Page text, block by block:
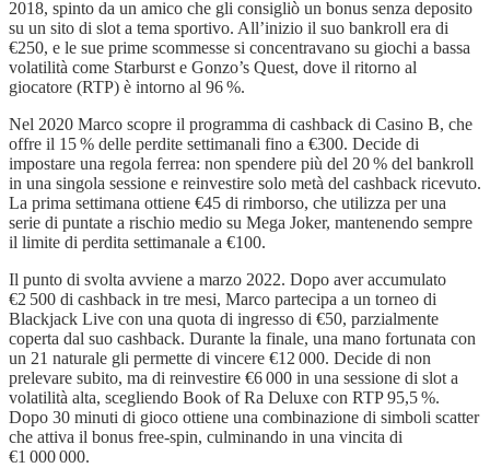
2018, spinto da un amico che gli consigliò un bonus senza deposito
su un sito di slot a tema sportivo. All’inizio il suo bankroll era di
€250, e le sue prime scommesse si concentravano su giochi a bassa
volatilità come Starburst e Gonzo’s Quest, dove il ritorno al
giocatore (RTP) è intorno al 96 %.
Nel 2020 Marco scopre il programma di cashback di Casino B, che
offre il 15 % delle perdite settimanali fino a €300. Decide di
impostare una regola ferrea: non spendere più del 20 % del bankroll
in una singola sessione e reinvestire solo metà del cashback ricevuto.
La prima settimana ottiene €45 di rimborso, che utilizza per una
serie di puntate a rischio medio su Mega Joker, mantenendo sempre
il limite di perdita settimanale a €100.
Il punto di svolta avviene a marzo 2022. Dopo aver accumulato
€2 500 di cashback in tre mesi, Marco partecipa a un torneo di
Blackjack Live con una quota di ingresso di €50, parzialmente
coperta dal suo cashback. Durante la finale, una mano fortunata con
un 21 naturale gli permette di vincere €12 000. Decide di non
prelevare subito, ma di reinvestire €6 000 in una sessione di slot a
volatilità alta, scegliendo Book of Ra Deluxe con RTP 95,5 %.
Dopo 30 minuti di gioco ottiene una combinazione di simboli scatter
che attiva il bonus free‑spin, culminando in una vincita di
€1 000 000.